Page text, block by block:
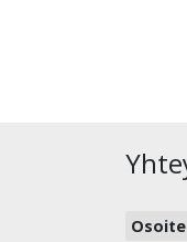
Osoite